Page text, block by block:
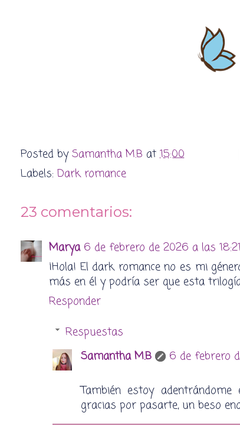
Posted bySamantha M.B at 15:00
Labels: Dark romance
23 comentarios:
Marya 6 de febrero de 2026 a las 18:21
¡Hola! El dark romance no es mi
más en él y podría ser que esta
Responder
Respuestas
Samantha M.B
6 de febrero
También estoy
gracias por pasarte, un beso